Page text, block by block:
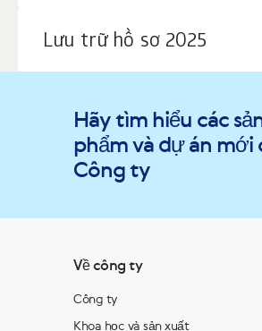
Lưu trữ hồ sơ 2025
Hãy tìm hiểu các
phẩm và dự án mới
Công ty
Về công ty
Công ty
Khoa học và sản xuất